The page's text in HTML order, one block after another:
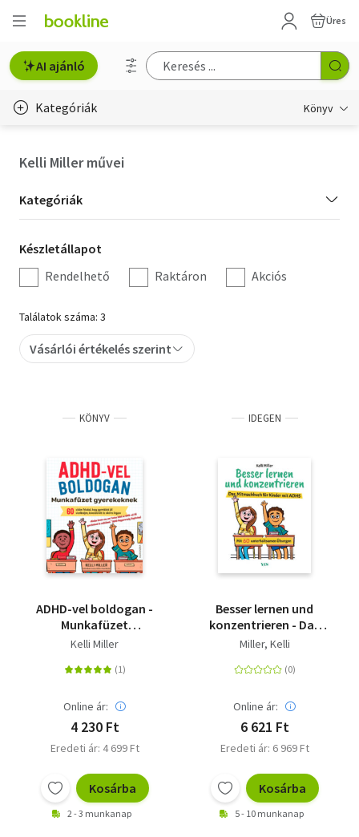
Üres
AI ajánló
Kategóriák Könyv
Hobbi, szabadidő
Irodalom
Művészet
Szakkönyv
Tankönyv, segédkönyv
Természettudomány
Történelem
Vallás
Kelli Miller művei
Kategória
szűrés
Kategóriák
Készletállapot
szűrés
Készletállapot
Rendelhető
Raktáron Akciós
Találatok száma: 3
Vásárlói értékelés szerint
KÖNYV
ADHD-vel boldogan -
Munkafüzet
gyerekeknek
Kelli Miller
Online ár:
4 230 Ft
Eredeti ár: 4 699 Ft
Kosárba
2 - 3 munkanap
IDEGEN
Besser lernen und
konzentrieren - Das
Mitmachbuch für
Miller, Kelli
Online ár:
6 621 Ft
Eredeti ár: 6 969 Ft
Kosárba
5 - 10 munkanap